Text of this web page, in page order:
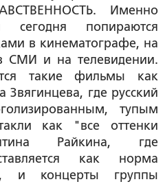
Именно
сегодня попираются
в кинематографе, на
СМИ и на телевидении.
такие фильмы как
Звягинцева, где русский
тупым
как "все оттенки
Райкина, где
как норма
и концерты группы